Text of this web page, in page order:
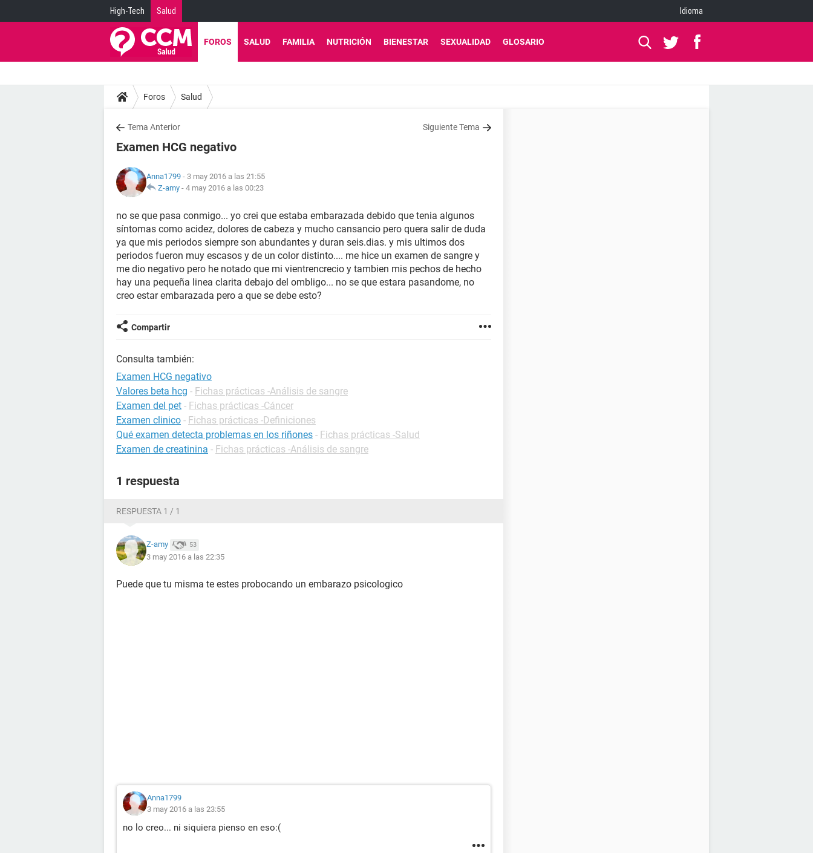
High-Tech Salud Idioma
FOROS SALUD FAMILIA NUTRICIÓN BIENESTAR SEXUALIDAD GLOSARIO
Foros Salud
Tema Anterior Siguiente Tema
Examen HCG negativo
Anna1799 - 3 may 2016 a las 21:55
Z-amy - 4 may 2016 a las 00:23
no se que pasa conmigo... yo crei que estaba embarazada debido que tenia algunos
síntomas como acidez, dolores de cabeza y mucho cansancio pero quera salir de duda
ya que mis periodos siempre son abundantes y duran seis.dias. y mis ultimos dos
periodos fueron muy escasos y de un color distinto.... me hice un examen de sangre y
me dio negativo pero he notado que mi vientrencrecio y tambien mis pechos de hecho
hay una pequeña linea clarita debajo del ombligo... no se que estara pasandome, no
creo estar embarazada pero a que se debe esto?
Compartir
Consulta también:
Examen HCG negativo
Valores beta hcg - Fichas prácticas -Análisis de sangre
Examen del pet - Fichas prácticas -Cáncer
Examen clinico - Fichas prácticas -Definiciones
Qué examen detecta problemas en los riñones - Fichas prácticas -Salud
Examen de creatinina - Fichas prácticas -Análisis de sangre
1 respuesta
RESPUESTA 1 / 1
Z-amy 53
3 may 2016 a las 22:35
Puede que tu misma te estes probocando un embarazo psicologico
Anna1799
3 may 2016 a las 23:55
no lo creo... ni siquiera pienso en eso:(